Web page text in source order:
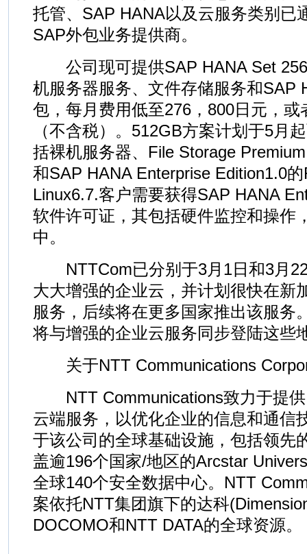
托管、SAP HANA以及云服务类别已
SAP外包业务提供商。
公司现可提供SAP HANA Set
机服务器服务、文件存储服务和SAP
包，每月费用低至276，800日元，或
（不含税）。512GB方案计划于5月
括裸机服务器、File Storage
和SAP HANA Enterprise Edition1.0
Linux6.7.客户需要获得SAP HANA
软件许可证，其包括硬件监控和操作
中。
NTTCom已分别于3月1日和3月22
大大增强的企业云，并计划很快在新
服务，后续将在更多国家推出该服务
将与增强的企业云服务同步登陆这些
关于NTT Communications
NTT Communications致力于提供
云端服务，以优化企业的信息和通信
于该公司的全球基础设施，包括领先
盖逾196个国家/地区的Arcstar
全球140个安全数据中心。NTT
案依托NTT集团旗下的达科
DOCOMO和NTT DATA的全球资源。